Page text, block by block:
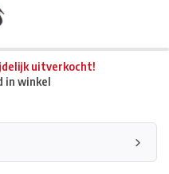
uitverkocht!
in winkel